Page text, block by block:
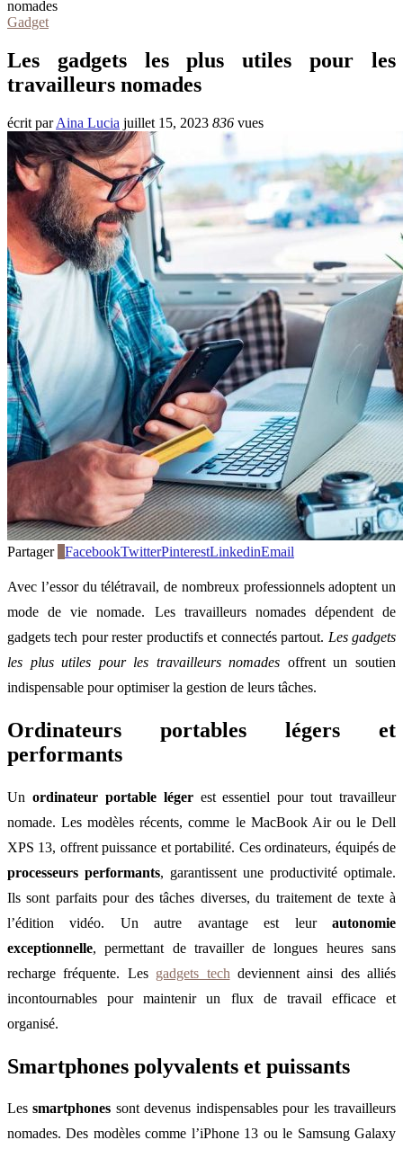
nomades
Gadget
Les gadgets les plus utiles pour les
travailleurs nomades
écrit parAina Lucia juillet 15, 2023 836 vues
Partager FacebookTwitterPinterestLinkedinEmail
Avec l’essor du télétravail, de nombreux professionnels adoptent un
mode de vie nomade. Les travailleurs nomades dépendent de
gadgets tech pour rester productifs et connectés partout. Les gadgets
les plus utiles pour les travailleurs nomades offrent un soutien
indispensable pour optimiser la gestion de leurs tâches.
Ordinateurs portables légers et
performants
Un ordinateur portable légerest essentiel pour tout travailleur
nomade. Les modèles récents, comme le MacBook Air ou le Dell
XPS 13, offrent puissance et portabilité. Ces ordinateurs, équipés de
processeurs performants, garantissent une productivité optimale.
Ils sont parfaits pour des tâches diverses, du traitement de texte à
l’édition vidéo. Un autre avantage est leur autonomie
exceptionnelle, permettant de travailler de longues heures sans
recharge fréquente. Les gadgets tech deviennent ainsi des alliés
incontournables pour maintenir un flux de travail efficace et
organisé.
Smartphones polyvalents et puissants
Lessmartphones sont devenus indispensables pour les travailleurs
nomades. Des modèles comme l’iPhone 13 ou le Samsung Galaxy